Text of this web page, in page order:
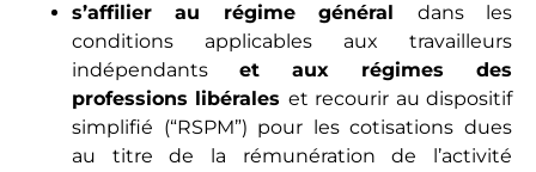
s’affilier au régime général dans les
conditions applicables aux travailleurs
indépendants et aux régimes des
professions libérales et recourir au dispositif
simplifié (“RSPM”) pour les cotisations dues
au titre de la rémunération de l’activité